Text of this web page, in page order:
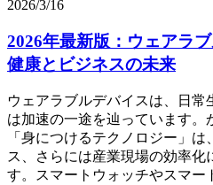
2026/3/16
2026年最新版：ウェアラ
健康とビジネスの未来
ウェアラブルデバイスは、日
は加速の一途を辿っています。
「身につけるテクノロジー」
ス、さらには産業現場の効率化
す。スマートウォッチやスマー